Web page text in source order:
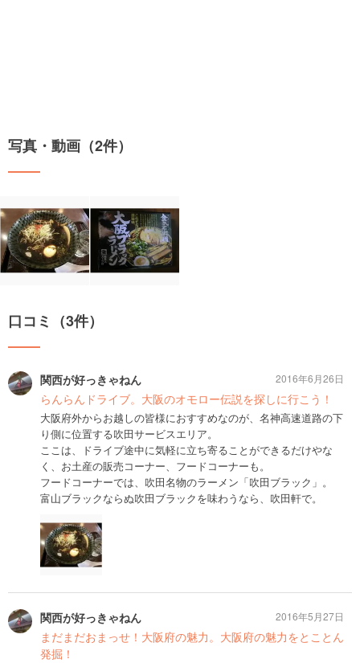
写真・動画（2件）
口コミ（3件）
関西が好っきゃねん
らんらんドライブ。大阪のオモロー伝説を探しに行こう！
大阪府外からお越しの皆様におすすめなのが、名神高速道路の下
り側に位置する吹田サービスエリア。
ここは、ドライブ途中に気軽に立ち寄ることができるだけやな
く、お土産の販売コーナー、フードコーナーも。
フードコーナーでは、吹田名物のラーメン「吹田ブラック」。
富山ブラックならぬ吹田ブラックを味わうなら、吹田軒で。
2016年6月26日
関西が好っきゃねん
まだまだおまっせ！大阪府の魅力。大阪府の魅力をとことん
発掘！
2016年5月27日